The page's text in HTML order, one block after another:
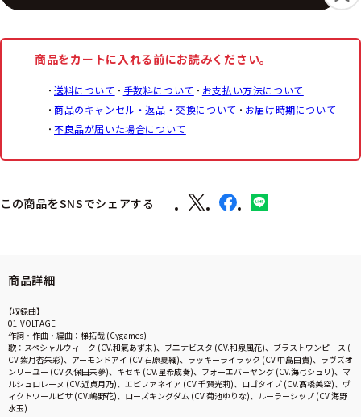
商品をカートに入れる前にお読みください。
送料について 手数料について
お支払い方法について
商品のキャンセル・返品・交換について
お届け時期について
不良品が届いた場合について
この商品をSNSでシェアする
商品詳細
【収録曲】
01.VOLTAGE
作詞・作曲・編曲：梯拓哉 (Cygames)
歌：スペシャルウィーク (CV.和氣あず未)、ブエナビスタ (CV.和泉風花)、ブラストワンピース (
CV.紫月杏朱彩)、アーモンドアイ (CV.石原夏織)、ラッキーライラック (CV.中島由貴)、ラヴズオ
ンリーユー (CV.久保田未夢)、キセキ (CV.星希成奏)、フォーエバーヤング (CV.海弓シュリ)、マ
ルシュロレーヌ (CV.近貞月乃)、エピファネイア (CV.千賀光莉)、ロゴタイプ (CV.髙橋美空)、ヴ
ィクトワールピサ (CV.嶋野花)、ローズキングダム (CV.菊池ゆりな)、ルーラーシップ (CV.海野
水玉)